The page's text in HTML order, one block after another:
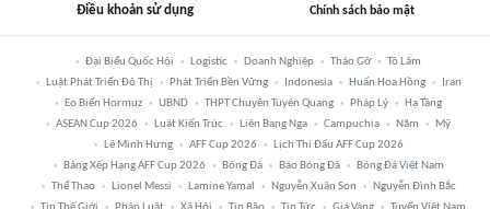
Điều khoản sử dụng Chính sách bảo mật
Đại Biểu Quốc Hội Logistic Doanh Nghiệp Tháo Gỡ
Tô Lâm
Luật Phát Triển Đô Thị
Phát Triển Bền Vững Indonesia Huấn Hoa Hồng
Iran
Eo Biển Hormuz
UBND THPT Chuyên Tuyên Quang Pháp Lý
Hạ Tầng
ASEAN Cup 2026
Luật Kiến Trúc Liên Bang Nga Campuchia Năm
Mỹ
Lê Minh Hưng
AFF Cup 2026
Lịch Thi Đấu AFF Cup 2026
Bảng Xếp Hạng AFF Cup 2026
Bóng Đá Báo Bóng Đá
Bóng Đá Việt Nam
Thể Thao
Lionel Messi Lamine Yamal Nguyễn Xuân Son
Nguyễn Đình Bắc